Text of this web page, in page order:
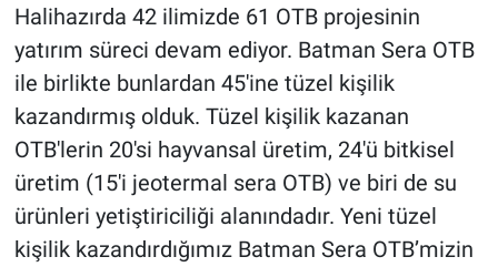
Halihazırda 42 ilimizde 61 OTB projesinin
yatırım süreci devam ediyor. Batman Sera OTB
ile birlikte bunlardan 45'ine tüzel kişilik
kazandırmış olduk. Tüzel kişilik kazanan
OTB'lerin 20'si hayvansal üretim, 24'ü bitkisel
üretim (15'i jeotermal sera OTB) ve biri de su
ürünleri yetiştiriciliği alanındadır. Yeni tüzel
kişilik kazandırdığımız Batman Sera OTB’mizin